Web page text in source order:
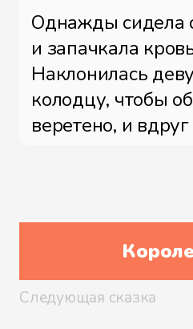
Однажды сидела
и запачкала
Наклонилась
колодцу, чтобы
веретено, и
Заплакала
побежала домой
Следующая сказка